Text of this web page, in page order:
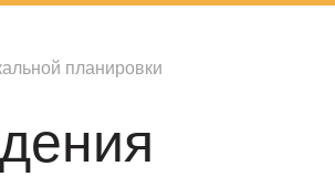
планировки